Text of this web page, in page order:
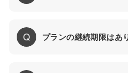
プランの継続期限はあ